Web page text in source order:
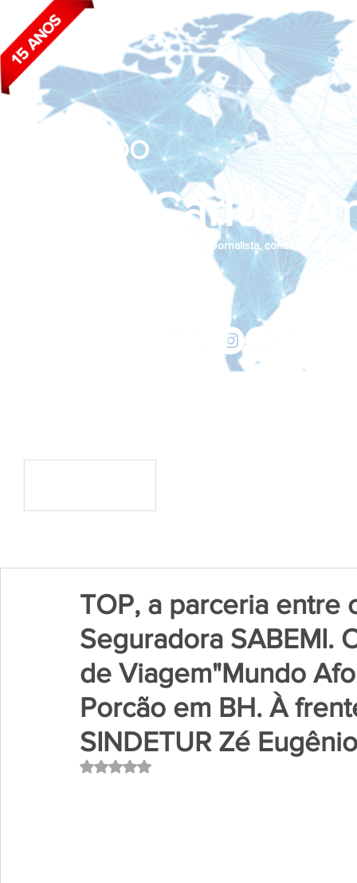
João Carlos
BLOG DO
Jornalista, consultor de
TOP, a parceria entre
Seguradora SABEMI.
de Viagem"Mundo
Porcão em BH. À
SINDETUR Zé
Avaliado com NaN de 5 estrelas.